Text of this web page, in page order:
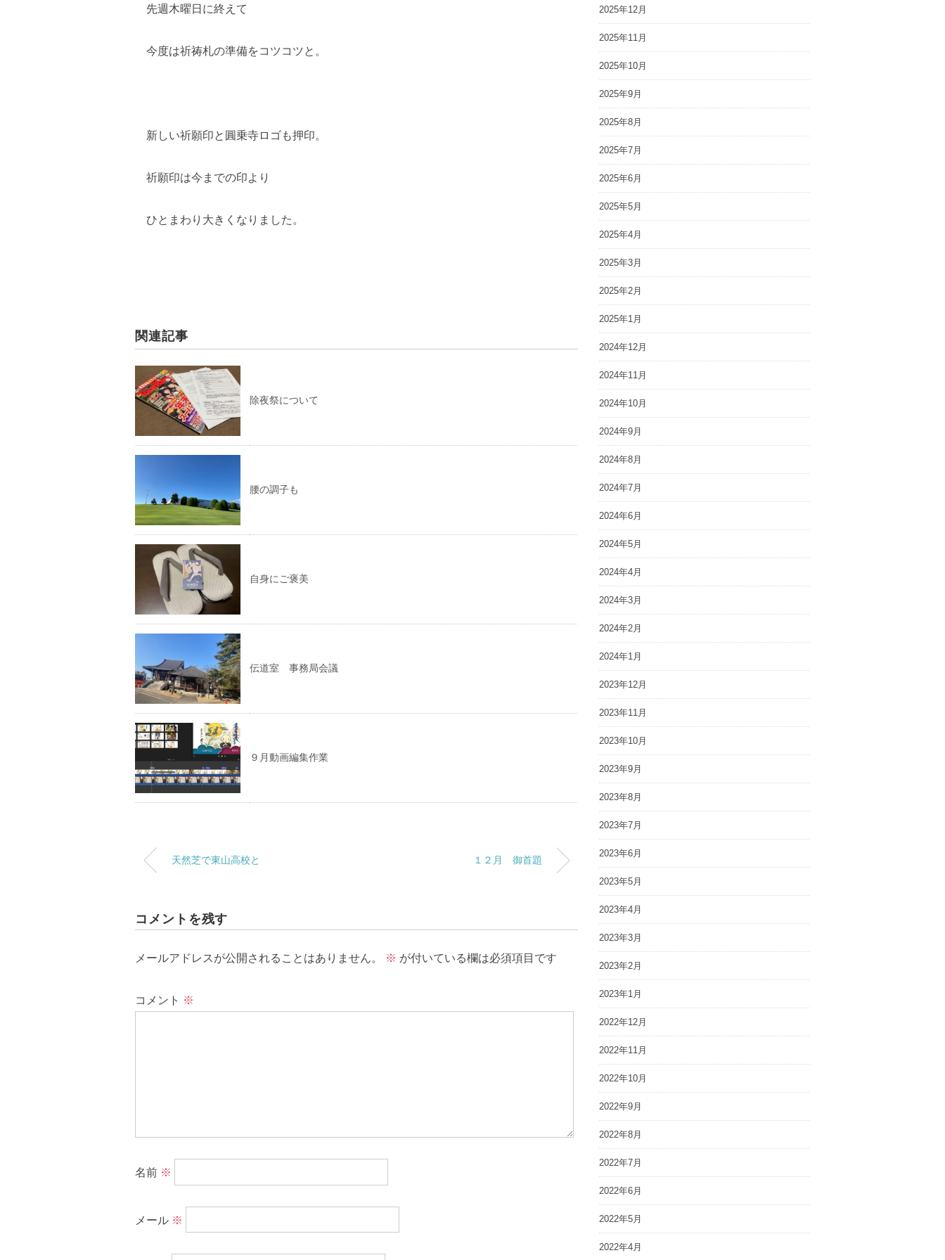
先週木曜日に終えて
今度は祈祷札の準備をコツコツと。
新しい祈願印と圓乗寺ロゴも押印。
祈願印は今までの印より
ひとまわり大きくなりました。
関連記事
除夜祭について
腰の調子も
自身にご褒美
伝道室 事務局会議
９月動画編集作業
天然芝で東山高校と １２月 御首題
コメントを残す
メールアドレスが公開されることはありません。 ※ が付いている欄は必須項目です
コメント ※
名前 ※
メール ※
2025年12月
2025年11月
2025年10月
2025年9月
2025年8月
2025年7月
2025年6月
2025年5月
2025年4月
2025年3月
2025年2月
2025年1月
2024年12月
2024年11月
2024年10月
2024年9月
2024年8月
2024年7月
2024年6月
2024年5月
2024年4月
2024年3月
2024年2月
2024年1月
2023年12月
2023年11月
2023年10月
2023年9月
2023年8月
2023年7月
2023年6月
2023年5月
2023年4月
2023年3月
2023年2月
2023年1月
2022年12月
2022年11月
2022年10月
2022年9月
2022年8月
2022年7月
2022年6月
2022年5月
2022年4月